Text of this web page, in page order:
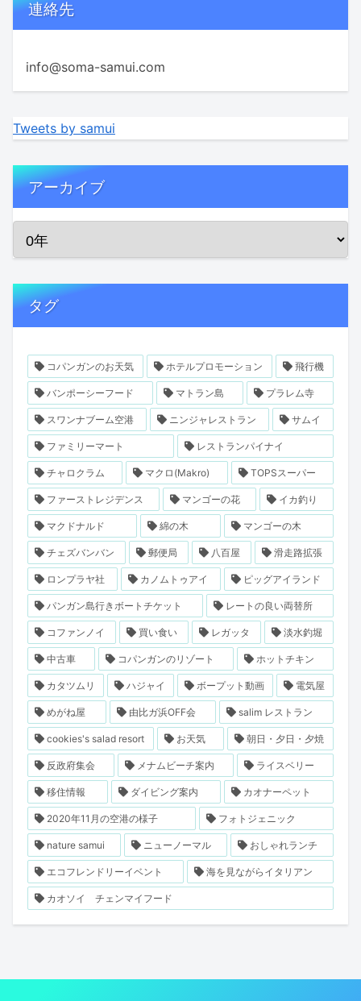
連絡先
info@soma-samui.com
Tweets by samui
アーカイブ
タグ
コパンガンのお天気 ホテルプロモーション 飛行機
バンポーシーフード マトラン島 プラレム寺
スワンナブーム空港 ニンジャレストラン サムイ
ファミリーマート レストランパイナイ
チャロクラム マクロ(Makro) TOPSスーパー
ファーストレジデンス マンゴーの花 イカ釣り
マクドナルド 綿の木 マンゴーの木
チェズバンバン 郵便局 八百屋 滑走路拡張
ロンプラヤ社 カノムトゥアイ ピッグアイランド
パンガン島行きボートチケット レートの良い両替所
コファンノイ 買い食い レガッタ 淡水釣堀
中古車 コパンガンのリゾート ホットチキン
カタツムリ ハジャイ ボープット動画 電気屋
めがね屋 由比ガ浜OFF会 salim レストラン
cookies's salad resort お天気 朝日・夕日・夕焼
反政府集会 メナムビーチ案内 ライスベリー
移住情報 ダイビング案内 カオナーペット
2020年11月の空港の様子 フォトジェニック
nature samui ニューノーマル おしゃれランチ
エコフレンドリーイベント 海を見ながらイタリアン
カオソイ チェンマイフード